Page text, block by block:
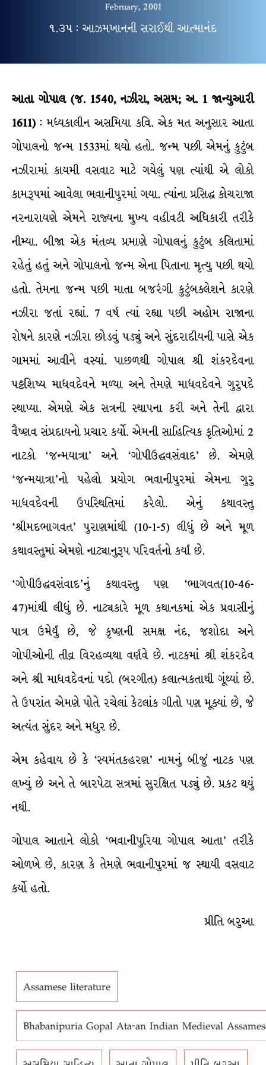
February, 2001
૧.૩૫ : આઝમખાનની સરાઈથી આત્માનંદ
આતા ગોપાલ (જ. 1540, નઝીરા, અસમ; અ. 1 જાન્યુઆરી
1611) : મધ્યકાલીન અસમિયા કવિ. એક મત અનુસાર આતા
ગોપાલનો જન્મ 1533માં થયો હતો. જન્મ પછી એમનું કુટુંબ
નઝીરામાં કાયમી વસવાટ માટે ગયેલું પણ ત્યાંથી એ લોકો
કામરૂપમાં આવેલા ભવાનીપુરમાં ગયા. ત્યાંના પ્રસિદ્ધ કોચરાજા
નરનારાયણે એમને રાજ્યના મુખ્ય વહીવટી અધિકારી તરીકે
નીમ્યા. બીજા એક મંતવ્ય પ્રમાણે ગોપાલનું કુટુંબ કલિતામાં
રહેતું હતું અને ગોપાલનો જન્મ એના પિતાના મૃત્યુ પછી થયો
હતો. તેમના જન્મ પછી માતા બજરંગી કુટુંબક્લેશને કારણે
નઝીરા જતાં રહ્યાં. 7 વર્ષ ત્યાં રહ્યા પછી અહોમ રાજાના
રોષને કારણે નઝીરા છોડવું પડ્યું અને સુંદરાદીયની પાસે એક
ગામમાં આવીને વસ્યાં. પાછળથી ગોપાલ શ્રી શંકરદેવના
પટ્ટશિષ્ય માધવદેવને મળ્યા અને તેમણે માધવદેવને ગુરુપદે
સ્થાપ્યા. એમણે એક સત્રની સ્થાપના કરી અને તેની દ્વારા
વૈષ્ણવ સંપ્રદાયનો પ્રચાર કર્યો. એમની સાહિત્યિક કૃતિઓમાં 2
નાટકો ‘જન્મયાત્રા’ અને ‘ગોપીઉદ્ધવસંવાદ’ છે. એમણે
‘જન્મયાત્રા’નો પહેલો પ્રયોગ ભવાનીપુરમાં એમના ગુરુ
માધવદેવની ઉપસ્થિતિમાં કરેલો. એનું કથાવસ્તુ
‘શ્રીમદભાગવત’ પુરાણમાંથી (10-1-5) લીધું છે અને મૂળ
કથાવસ્તુમાં એમણે નાટ્યાનુરૂપ પરિવર્તનો કર્યાં છે.
‘ગોપીઉદ્ધવસંવાદ’નું કથાવસ્તુ પણ ‘ભાગવત(10-46-
47)માંથી લીધું છે. નાટ્યકારે મૂળ કથાનકમાં એક પ્રવાસીનું
પાત્ર ઉમેર્યું છે, જે કૃષ્ણની સમક્ષ નંદ, જશોદા અને
ગોપીઓની તીવ્ર વિરહવ્યથા વર્ણવે છે. નાટકમાં શ્રી શંકરદેવ
અને શ્રી માધવદેવનાં પદો (બરગીત) કલાત્મકતાથી ગૂંથ્યાં છે.
તે ઉપરાંત એમણે પોતે રચેલાં કેટલાંક ગીતો પણ મૂક્યાં છે, જે
અત્યંત સુંદર અને મધુર છે.
એમ કહેવાય છે કે ‘સ્યમંતકહરણ’ નામનું બીજું નાટક પણ
લખ્યું છે અને તે બારપેટા સત્રમાં સુરક્ષિત પડ્યું છે. પ્રકટ થયું
નથી.
ગોપાલ આતાને લોકો ‘ભવાનીપુરિયા ગોપાલ આતા’ તરીકે
ઓળખે છે, કારણ કે તેમણે ભવાનીપુરમાં જ સ્થાયી વસવાટ
કર્યો હતો.
પ્રીતિ બરુઆ
Assamese literature
Bhabanipuria Gopal Ata-an Indian Medieval